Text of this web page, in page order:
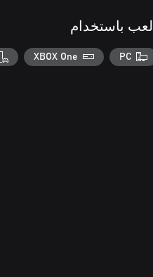
العب باستخدام
PC
XBOX One